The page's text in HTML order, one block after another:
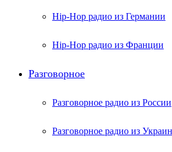
Hip-Hop радио из Германии
Hip-Hop радио из Франции
Разговорное
Разговорное радио из России
Разговорное радио из